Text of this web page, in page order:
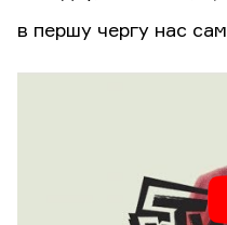
в першу чергу нас